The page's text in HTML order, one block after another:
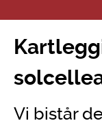
Vi bistår